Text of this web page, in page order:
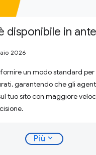
disponibile in
2026
un modo standard per
garantendo che gli
tuo sito con maggiore
Più expand_more